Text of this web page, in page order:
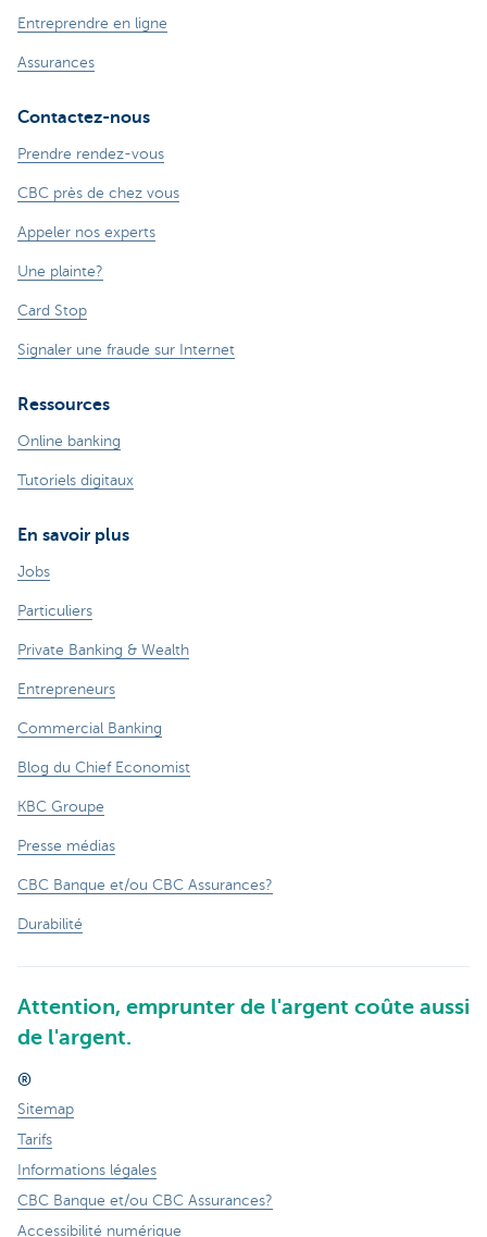
Entreprendre en ligne
Assurances
Contactez-nous
Prendre rendez-vous
CBC près de chez vous
Appeler nos experts
Une plainte?
Card Stop
Signaler une fraude sur Internet
Ressources
Online banking
Tutoriels digitaux
En savoir plus
Jobs
Particuliers
Private Banking & Wealth
Entrepreneurs
Commercial Banking
Blog du Chief Economist
KBC Groupe
Presse médias
CBC Banque et/ou CBC Assurances?
Durabilité
Attention, emprunter de l'argent coûte aussi
de l'argent.
®
Sitemap
Tarifs
Informations légales
CBC Banque et/ou CBC Assurances?
Accessibilité numérique